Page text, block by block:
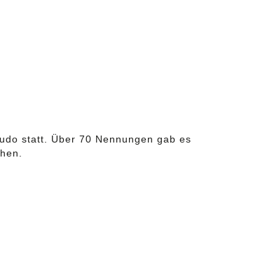
statt. Über 70 Nennungen gab es